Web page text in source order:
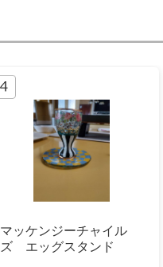
マッケンジーチャイル
ズ エッグスタンド